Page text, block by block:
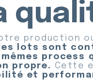
production
lots sont
process
propre. Cette
et